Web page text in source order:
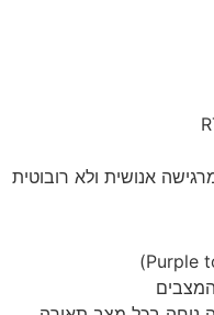
אנושית ולא רובוטית